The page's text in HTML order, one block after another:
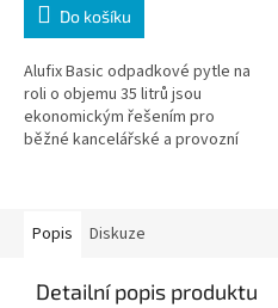
Do košíku
Alufix Basic odpadkové pytle na
roli o objemu 35 litrů jsou
ekonomickým řešením pro
běžné kancelářské a provozní
Popis
Diskuze
Detailní popis produktu